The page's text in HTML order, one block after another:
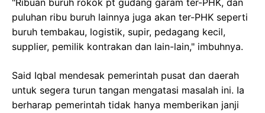
"Ribuan buruh rokok pt gudang garam ter-PHK, dan
puluhan ribu buruh lainnya juga akan ter-PHK seperti
buruh tembakau, logistik, supir, pedagang kecil,
supplier, pemilik kontrakan dan lain-lain," imbuhnya.
Said Iqbal mendesak pemerintah pusat dan daerah
untuk segera turun tangan mengatasi masalah ini. Ia
berharap pemerintah tidak hanya memberikan janji